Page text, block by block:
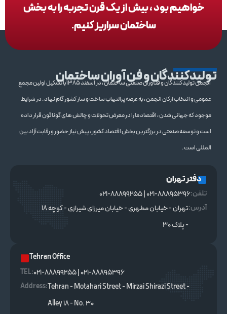
خواهیم بود ، بیش از یک قرن تجربه را به بخش
ساختمان سراریز کنیم.
تولیدکنندگان و فن آوران ساختمانانجمن تولیدکنندگان و فنآوران صنعتی ساختمان ، در اسفند 1385با تشکیل اولین مجمع
عمومی و انتخاب ارکان انجمن ، به عرصه پرالتهاب ساخت و ساز کشور گام نهاد . در شرایط
موجود که جهانی شدن ، اقتصاد ما را در معرض تحولات و چالش های گوناگون قرار داده
است و توسعه صنعتی در برزگترین بخش اقتصاد کشور ، پیش نیاز حضور و رقابت آزاد بین
المللی است .
دفتر تهران
تلفن:021-88895396 | 021-88899255
آدرس:
تهران - خیابان مطهری - خیابان میرزای شیرازی - کوچه ۱۸
- پلاک ۳۰
Tehran Office
TEL :
021-88895396 | 021-88899255
Address:Tehran - Motahari Street - Mirzai Shirazi Street -
Alley 18 - No. 30